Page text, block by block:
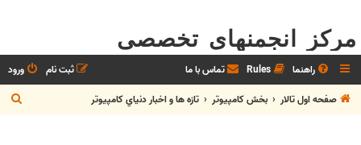
مرکز انجمنهای تخصصی
راهنما Rules تماس با ما ورود
ثبت نام
صفحه اول تالار
بخش كامپيوتر تازه ها و اخبار دنياي کامپيوتر
س